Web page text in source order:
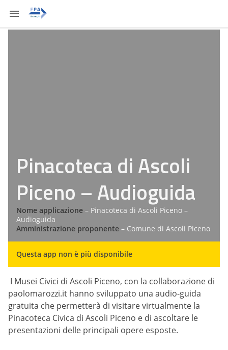
Pinacoteca di Ascoli
Piceno – Audioguida
Nome applicazione – Pinacoteca di Ascoli Piceno –
Audioguida
Amministrazione proponente – Comune di Ascoli Piceno
Questa app non è più disponibile
I Musei Civici di Ascoli Piceno, con la collaborazione di
paolomarozzi.it hanno sviluppato una audio-guida
gratuita che permetterà di visitare virtualmente la
Pinacoteca Civica di Ascoli Piceno e di ascoltare le
presentazioni delle principali opere esposte.